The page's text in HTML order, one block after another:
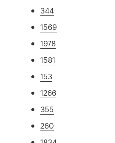
344
1569
1978
1581
153
1266
355
260